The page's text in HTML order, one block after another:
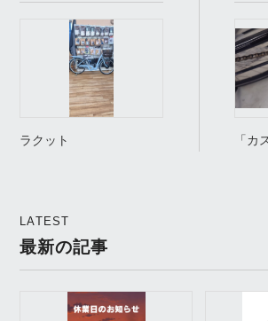
ラクット
「カ
LATEST
最新の記事